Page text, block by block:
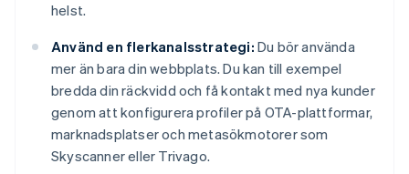
helst.
Använd en flerkanalsstrategi: Du bör använda
mer än bara din webbplats. Du kan till exempel
bredda din räckvidd och få kontakt med nya kunder
genom att konfigurera profiler på OTA-plattformar,
marknadsplatser och metasökmotorer som
Skyscanner eller Trivago.